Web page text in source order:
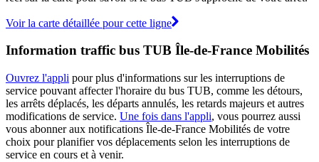
Voir la carte détaillée pour cette ligne
Information traffic bus TUB Île-de-France Mobilités
Ouvrez l'appli pour plus d'informations sur les interruptions de
service pouvant affecter l'horaire du bus TUB, comme les détours,
les arrêts déplacés, les départs annulés, les retards majeurs et autres
modifications de service. Une fois dans l'appli, vous pourrez aussi
vous abonner aux notifications Île-de-France Mobilités de votre
choix pour planifier vos déplacements selon les interruptions de
service en cours et à venir.